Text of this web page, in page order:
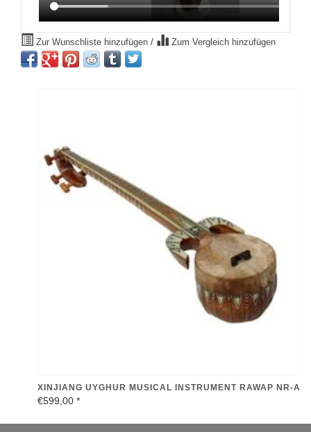
Zur Wunschliste hinzufügen / Zum Vergleich hinzufügen
XINJIANG UYGHUR MUSICAL INSTRUMENT RAWAP NR-A
€599,00 *